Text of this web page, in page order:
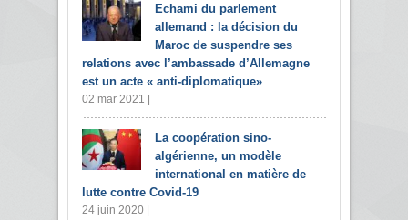
Echami du parlement
allemand : la décision du
Maroc de suspendre ses
relations avec l’ambassade d’Allemagne
est un acte « anti-diplomatique»
02 mar 2021 |
La coopération sino-
algérienne, un modèle
international en matière de
lutte contre Covid-19
24 juin 2020 |